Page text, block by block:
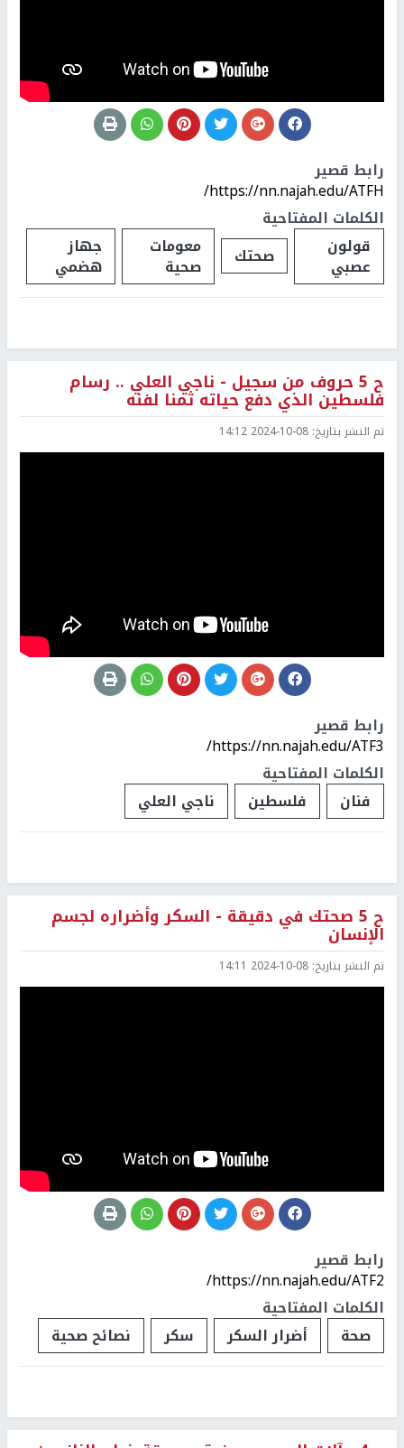
رابط قصير
https://nn.najah.edu/ATFH/
الكلمات المفتاحية
قولون
عصبي صحتك معومات
صحية
جهاز
هضمي
ح 5 حروف من سجيل - ناجي العلي .. رسام
فلسطين الذي دفع حياته ثمنا لفنه
تم النشر بتاريخ: 2024-10-08 14:12
رابط قصير
https://nn.najah.edu/ATF3/
الكلمات المفتاحية
فنان
فلسطين ناجي العلي
ح 5 صحتك في دقيقة - السكر وأضراره لجسم
الإنسان
تم النشر بتاريخ: 2024-10-08 14:11
رابط قصير
https://nn.najah.edu/ATF2/
الكلمات المفتاحية
صحة
أضرار السكر سكر نصائح صحية